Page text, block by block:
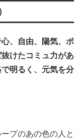
、自由、陽気、ポ
けたコミュ力があ
明るく、元気を分
プのあの色の人と